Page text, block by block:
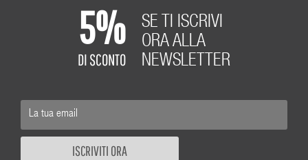
5%
DI SCONTO
SE TI ISCRIVI
ORA ALLA
NEWSLETTER
ISCRIVITI ORA